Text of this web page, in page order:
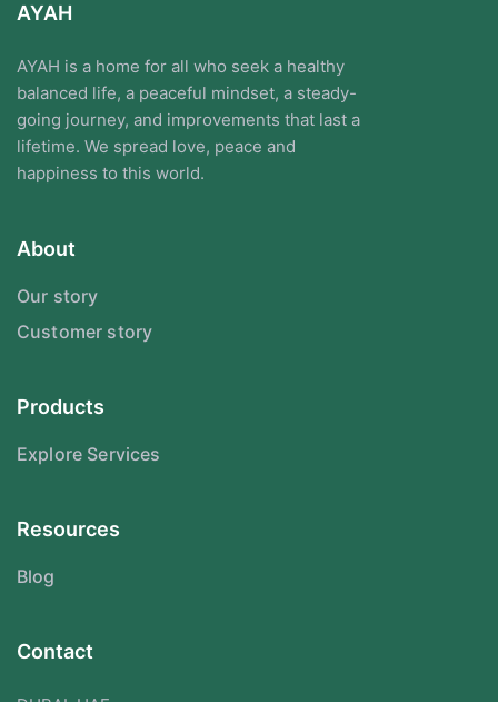
AYAH
AYAH is a home for all who seek a healthy
balanced life, a peaceful mindset, a steady-
going journey, and improvements that last a
lifetime. We spread love, peace and
happiness to this world.
About
Our story
Customer story
Products
Explore Services
Resources
Blog
Contact